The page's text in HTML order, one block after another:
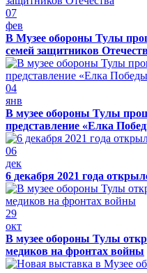
07
фев
В Музее обороны Тулы
семей защитников
04
янв
В музее обороны Тулы
представление «Елка
06
дек
6 декабря 2021 года
29
окт
В музее обороны Тулы
медиков на фронтах войны